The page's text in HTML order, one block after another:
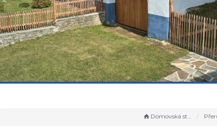
Domovská stránka Přerušení